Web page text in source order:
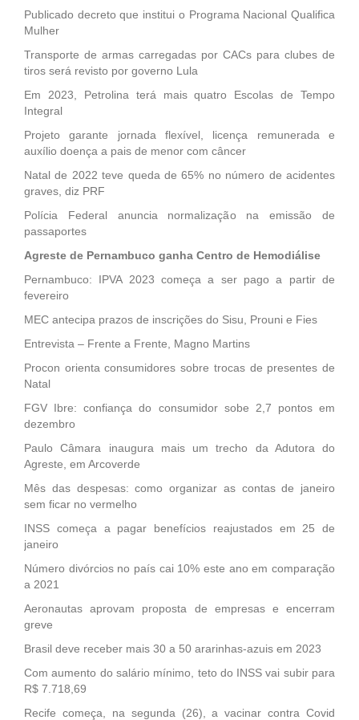
Publicado decreto que institui o Programa Nacional Qualifica
Mulher
Transporte de armas carregadas por CACs para clubes de
tiros será revisto por governo Lula
Em 2023, Petrolina terá mais quatro Escolas de Tempo
Integral
Projeto garante jornada flexível, licença remunerada e
auxílio doença a pais de menor com câncer
Natal de 2022 teve queda de 65% no número de acidentes
graves, diz PRF
Polícia Federal anuncia normalização na emissão de
passaportes
Agreste de Pernambuco ganha Centro de Hemodiálise
Pernambuco: IPVA 2023 começa a ser pago a partir de
fevereiro
MEC antecipa prazos de inscrições do Sisu, Prouni e Fies
Entrevista – Frente a Frente, Magno Martins
Procon orienta consumidores sobre trocas de presentes de
Natal
FGV Ibre: confiança do consumidor sobe 2,7 pontos em
dezembro
Paulo Câmara inaugura mais um trecho da Adutora do
Agreste, em Arcoverde
Mês das despesas: como organizar as contas de janeiro
sem ficar no vermelho
INSS começa a pagar benefícios reajustados em 25 de
janeiro
Número divórcios no país cai 10% este ano em comparação
a 2021
Aeronautas aprovam proposta de empresas e encerram
greve
Brasil deve receber mais 30 a 50 ararinhas-azuis em 2023
Com aumento do salário mínimo, teto do INSS vai subir para
R$ 7.718,69
Recife começa, na segunda (26), a vacinar contra Covid